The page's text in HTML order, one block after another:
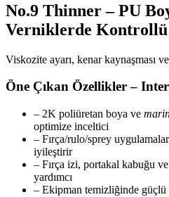
No.9 Thinner – PU
Verniklerde Kontrollü
Viskozite ayarı, kenar kaynaşması
Öne Çıkan Özellikler –
– 2K poliüretan boya ve
optimize inceltici
– Fırça/rulo/sprey
iyileştirir
– Fırça izi, portakal kabuğu
yardımcı
– Ekipman temizliğinde güçlü